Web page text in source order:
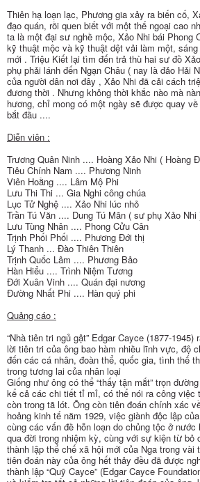
Thiên hạ loạn lạc, Phương gia xảy ra biến cố,
đạo quán, rồi quen biết với một thế ngoại cao
ta là một đại sư nghề mộc, Xảo Nhi bái Phong
kỹ thuật mộc và kỹ thuật dệt vải làm một,
mới . Triệu Kiết lại tìm đến trả thù hai sư đồ
phụ phải lánh đến Ngạn Châu ( nay là đảo Hải
của người dân nơi đây , Xảo Nhi đã cải cách
đương thời . Nhưng không thời khắc nào mà
hương, chỉ mong có một ngày sẽ được quay
bắt đầu ....
Diễn viên :
Trương Quân Ninh .... Hoàng Xảo Nhi ( Hoàng
Tiêu Chính Nam .... Phương Ninh
Viên Hoằng .... Lâm Mộ Phi
Lưu Thi Thi ... Gia Nghi công chúa
Lục Tử Nghệ .... Xảo Nhi lúc nhỏ
Trần Tú Văn .... Dung Tú Mãn ( sư phụ Xảo Nhi
Lưu Tùng Nhân .... Phong Cửu Cân
Trịnh Phối Phối .... Phương Đới thị
Lý Thanh ... Đào Thiên Thiên
Trịnh Quốc Lâm .... Phương Bảo
Hàn Hiểu .... Trình Niệm Tương
Đới Xuân Vinh .... Quán đại nương
Đường Nhất Phi .... Hàn quý phi
Quảng cáo :
“Nhà tiên tri ngủ gật” Edgar Cayce (1877-1945)
lời tiên tri của ông bao hàm nhiều lĩnh vực, độ
đến các cá nhân, đoàn thể, quốc gia, tình thế
trong tương lai của nhân loại
Giống như ông có thể “thấy tận mắt” trọn
kể cả các chi tiết tỉ mỉ, có thể nói ra công việc
còn trong tã lót. Ông còn tiên đoán chính xác
hoảng kinh tế năm 1929, việc giành độc lập
cùng các vấn đề hỗn loạn do chủng tộc ở
qua đời trong nhiệm kỳ, cùng với sự kiện từ bỏ
thành lập thể chế xã hội mới của Nga trong vài
tiên đoán này của ông hết thảy đều đã được
thành lập “Quỹ Cayce” (Edgar Cayce